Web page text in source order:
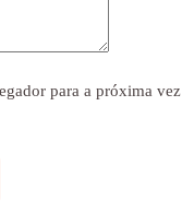
para a próxima